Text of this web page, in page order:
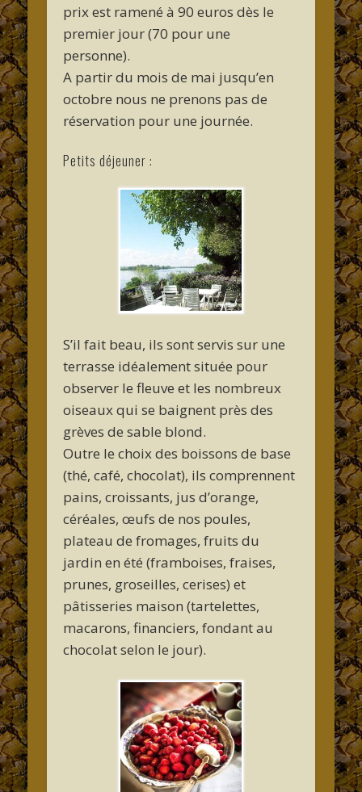
prix est ramené à 90 euros dès le
premier jour (70 pour une
personne).
A partir du mois de mai jusqu’en
octobre nous ne prenons pas de
réservation pour une journée.
Petits déjeuner :
S’il fait beau, ils sont servis sur une
terrasse idéalement située pour
observer le fleuve et les nombreux
oiseaux qui se baignent près des
grèves de sable blond.
Outre le choix des boissons de base
(thé, café, chocolat), ils comprennent
pains, croissants, jus d’orange,
céréales, œufs de nos poules,
plateau de fromages, fruits du
jardin en été (framboises, fraises,
prunes, groseilles, cerises) et
pâtisseries maison (tartelettes,
macarons, financiers, fondant au
chocolat selon le jour).